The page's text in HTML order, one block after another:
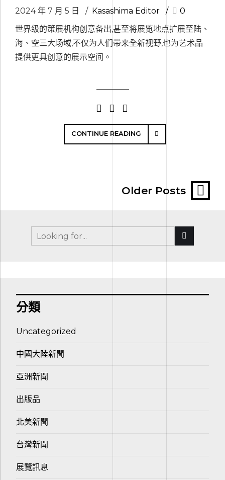
2024 年 7 月 5 日 Kasashima Editor
0
世界级的策展机构创意备出,甚至将展览地点扩展至陆、
海、空三大场域,不仅为人们带来全新视野,也为艺术品
提供更具创意的展示空间。
CONTINUE READING
Older Posts
分類
Uncategorized
中國大陸新聞
亞洲新聞
出版品
北美新聞
台灣新聞
展覽訊息